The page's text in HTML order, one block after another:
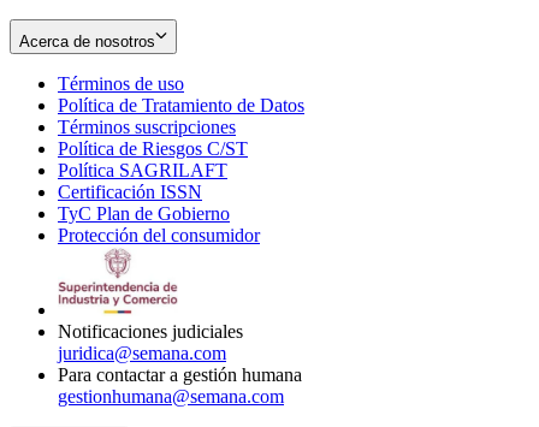
Acerca de nosotros
Términos de uso
in
new
window
Política de Tratamiento de Datos
Términos suscripciones
in
Política de Riesgos C/ST
Política SAGRILAFT
new
window
Certificación ISSN
in
new
TyC Plan de Gobierno
in
Protección del consumidorOpens
Notificaciones judiciales
juridica@semana.com
Para contactar a gestión humana
gestionhumana@semana.com